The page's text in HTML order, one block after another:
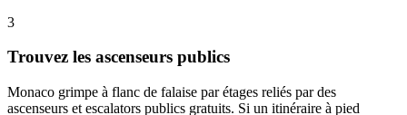
3
Trouvez les ascenseurs publics
Monaco grimpe à flanc de falaise par étages reliés par des
ascenseurs et escalators publics gratuits. Si un itinéraire à pied